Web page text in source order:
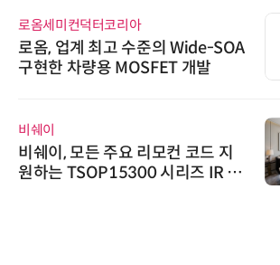
로옴세미컨덕터코리아
로옴, 업계 최고 수준의 Wide-SOA
구현한 차량용 MOSFET 개발
비쉐이
비쉐이, 모든 주요 리모컨 코드 지
원하는 TSOP15300 시리즈 IR 수